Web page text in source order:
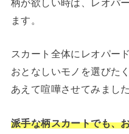
柄が欲しい時は、レオパ
ます。
スカート全体にレオパー
おとなしいモノを選びた
あえて喧嘩させてみまし
派手な柄スカートでも、